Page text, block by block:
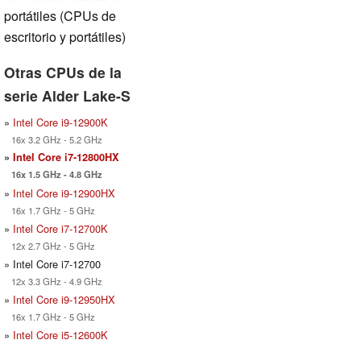
portátiles (CPUs de
escritorio y portátiles)
Otras CPUs de la
serie Alder Lake-S
» Intel Core i9-12900K
16x 3.2 GHz - 5.2 GHz
» Intel Core i7-12800HX
16x 1.5 GHz - 4.8 GHz
» Intel Core i9-12900HX
16x 1.7 GHz - 5 GHz
» Intel Core i7-12700K
12x 2.7 GHz - 5 GHz
» Intel Core i7-12700
12x 3.3 GHz - 4.9 GHz
» Intel Core i9-12950HX
16x 1.7 GHz - 5 GHz
» Intel Core i5-12600K